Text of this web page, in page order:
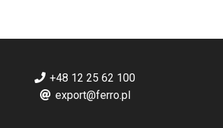
+48 12 25 62 100
export@ferro.pl